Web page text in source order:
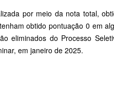
por meio da nota total,
obtido pontuação 0 em
eliminados do Processo
em janeiro de 2025.